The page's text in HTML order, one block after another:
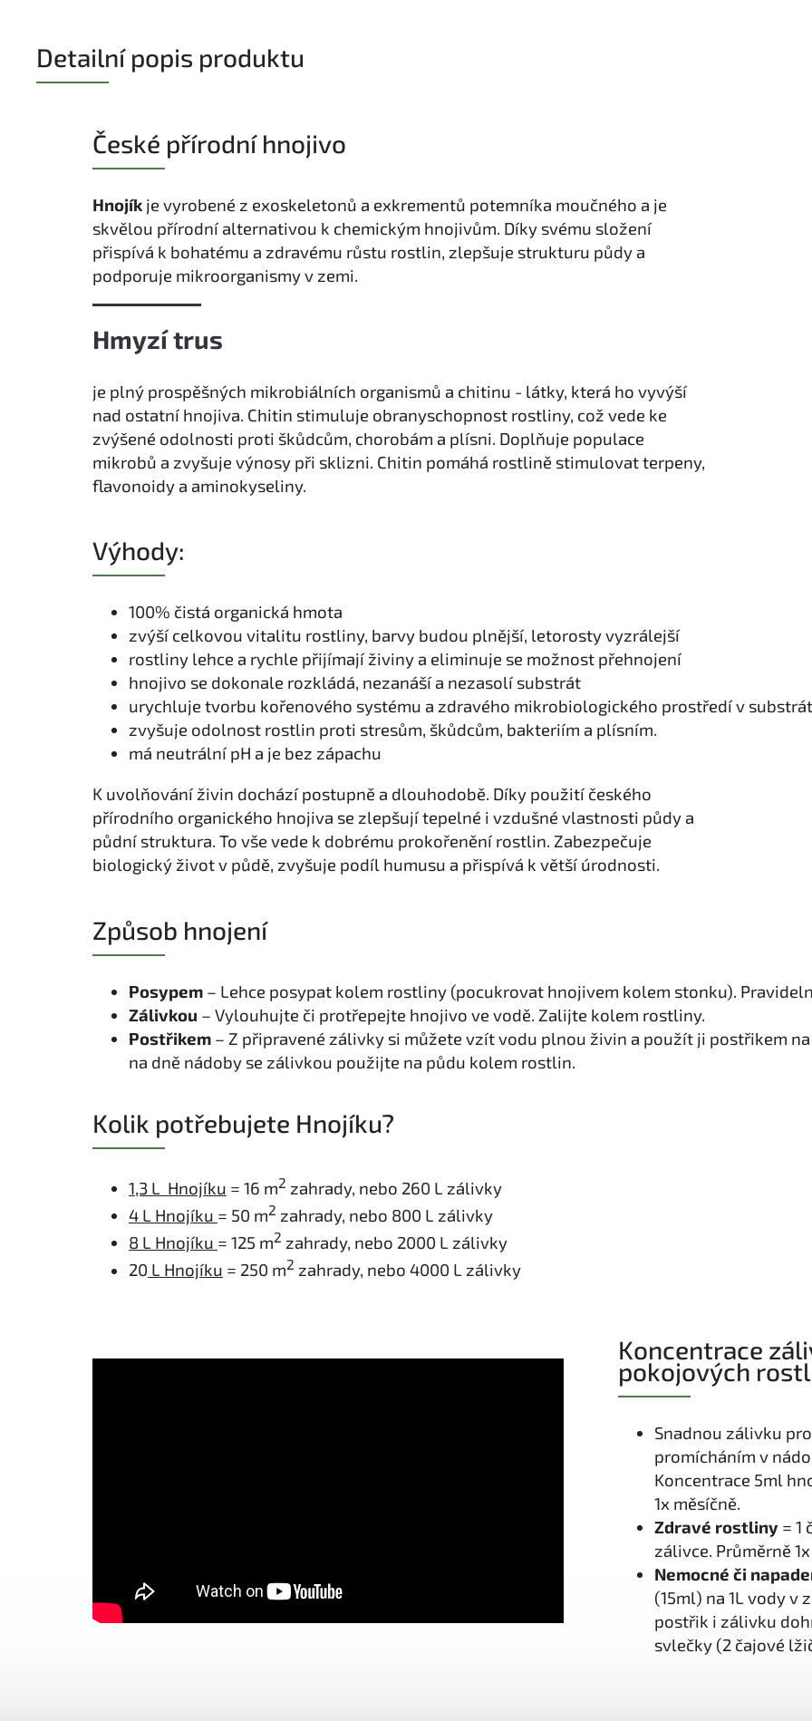
Detailní popis produktu
České přírodní hnojivo
Hnojík je vyrobené z exoskeletonů a exkrementů potemníka moučného a je
skvělou přírodní alternativou k chemickým hnojivům. Díky svému složení
přispívá k bohatému a zdravému růstu rostlin, zlepšuje strukturu půdy a
podporuje mikroorganismy v zemi.
Hmyzí trus
je plný prospěšných mikrobiálních organismů a chitinu - látky, která ho vyvýší
nad ostatní hnojiva. Chitin stimuluje obranyschopnost rostliny, což vede ke
zvýšené odolnosti proti škůdcům, chorobám a plísni. Doplňuje populace
mikrobů a zvyšuje výnosy při sklizni. Chitin pomáhá rostlině stimulovat terpeny,
flavonoidy a aminokyseliny.
Výhody:
100% čistá organická hmota
zvýší celkovou vitalitu rostliny, barvy budou plnější, letorosty vyzrálejší
rostliny lehce a rychle přijímají živiny a eliminuje se možnost přehnojení
hnojivo se dokonale rozkládá, nezanáší a nezasolí substrát
urychluje tvorbu kořenového systému a zdravého mikrobiologického prostředí v
zvyšuje odolnost rostlin proti stresům, škůdcům, bakteriím a plísním.
má neutrální pH a je bez zápachu
K uvolňování živin dochází postupně a dlouhodobě. Díky použití českého
přírodního organického hnojiva se zlepšují tepelné i vzdušné vlastnosti půdy a
půdní struktura. To vše vede k dobrému prokořenění rostlin. Zabezpečuje
biologický život v půdě, zvyšuje podíl humusu a přispívá k větší úrodnosti.
Způsob hnojení
Posypem – Lehce posypat kolem rostliny (pocukrovat hnojivem kolem stonku).
Zálivkou – Vylouhujte či protřepejte hnojivo ve vodě. Zalijte kolem rostliny.
Postřikem – Z připravené zálivky si můžete vzít vodu plnou živin a použít ji postřikem
na dně nádoby se zálivkou použijte na půdu kolem rostlin.
Kolik potřebujete Hnojíku?
1,3 L Hnojíku = 16 m2 zahrady, nebo 260 L zálivky
4 L Hnojíku = 50 m2 zahrady, nebo 800 L zálivky
8 L Hnojíku = 125 m2 zahrady, nebo 2000 L zálivky
20 L Hnojíku = 250 m2 zahrady, nebo 4000 L zálivky
Koncentrace
pokojových
Snadnou zálivku
promícháním v
Koncentrace 5ml
1x měsíčně.
Zdravé rostliny = 1
zálivce. Průměrně
Nemocné či
(15ml) na 1L vody v
postřik i zálivku
svlečky (2 čajové